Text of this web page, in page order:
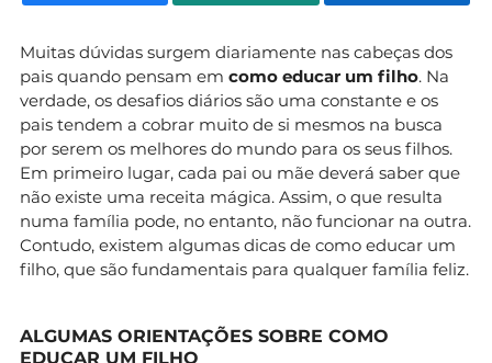
Muitas dúvidas surgem diariamente nas cabeças dos
pais quando pensam em como educar um filho. Na
verdade, os desafios diários são uma constante e os
pais tendem a cobrar muito de si mesmos na busca
por serem os melhores do mundo para os seus filhos.
Em primeiro lugar, cada pai ou mãe deverá saber que
não existe uma receita mágica. Assim, o que resulta
numa família pode, no entanto, não funcionar na outra.
Contudo, existem algumas dicas de como educar um
filho, que são fundamentais para qualquer família feliz.
ALGUMAS ORIENTAÇÕES SOBRE COMO
EDUCAR UM FILHO